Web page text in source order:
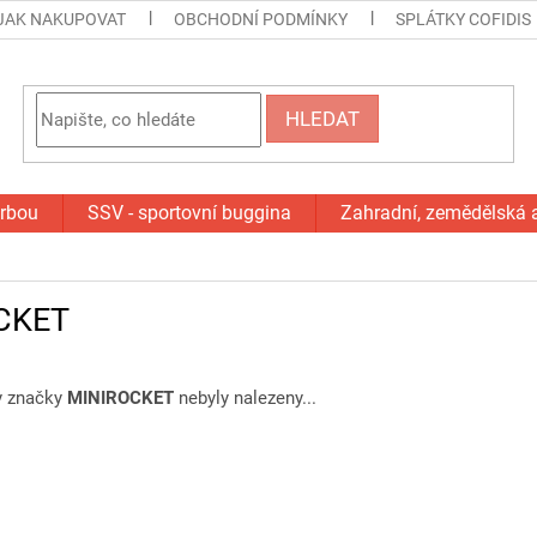
NAKUPOVAT OBCHODNÍ PODMÍNKY SPLÁTKY COFIDIS
HLEDAT
SSV - sportovní buggina Zahradní, zemědělská
značky MINIROCKET nebyly nalezeny...